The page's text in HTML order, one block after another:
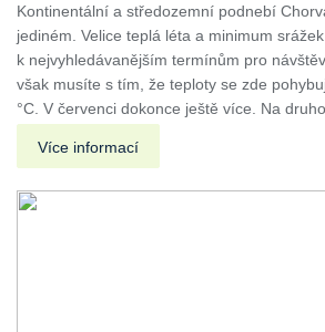
Kontinentální a středozemní podnebí
jediném. Velice teplá léta a minimum
k nejvyhledávanějším termínům pro
však musíte s tím, že teploty se zde
°C. V červenci dokonce ještě více. Na
Více informací